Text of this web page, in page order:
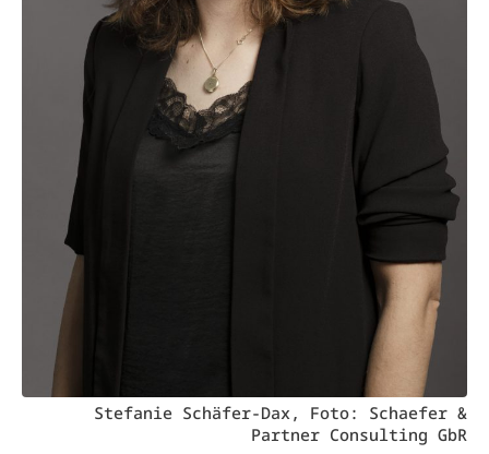
Stefanie Schäfer-Dax, Foto: Schaefer &
Partner Consulting GbR